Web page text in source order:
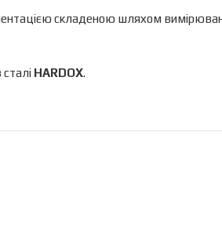
складеною шляхом
HARDOX.